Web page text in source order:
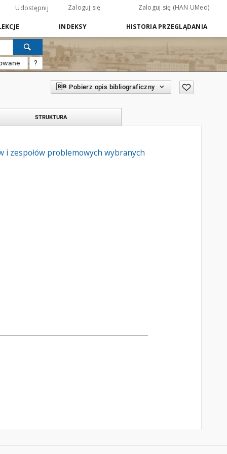
Udostępnij Zaloguj się Zaloguj się (HAN UMed)
INDEKSY HISTORIA PRZEGLĄDANIA
?
Pobierz opis bibliograficzny
STRUKTURA
zespołów problemowych wybranych